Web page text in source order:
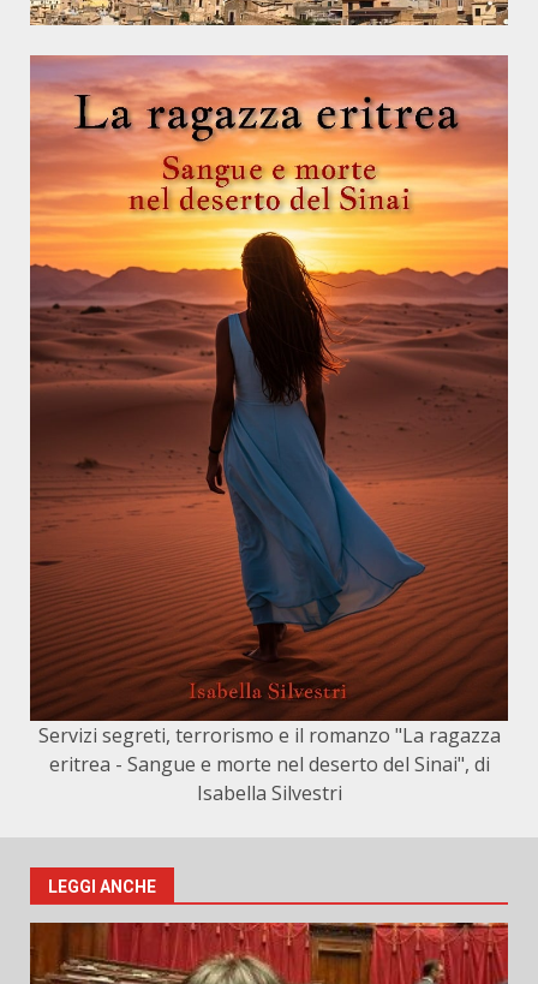
Servizi segreti, terrorismo e il romanzo "La ragazza
eritrea - Sangue e morte nel deserto del Sinai", di
Isabella Silvestri
LEGGI ANCHE